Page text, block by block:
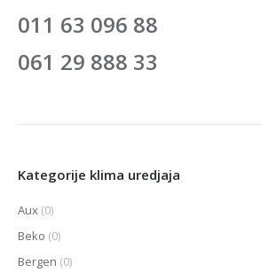
011 63 096 88
061 29 888 33
Kategorije klima uredjaja
Aux (0)
Beko (0)
Bergen (0)